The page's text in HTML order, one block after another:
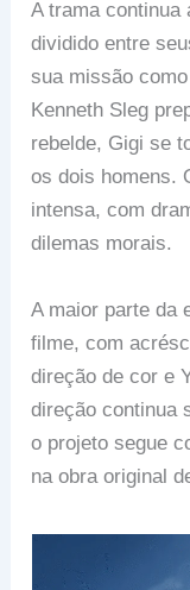
A trama continua
dividido entre
sua missão
Kenneth Sleg
rebelde, Gigi se
os dois homens.
intensa, com
dilemas morais.
A maior parte da
filme, com
direção de cor e
direção continua
o projeto segue
na obra original